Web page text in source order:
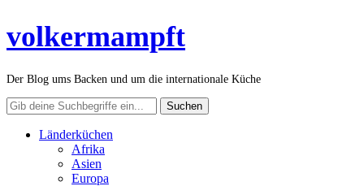
volkermampft
Der Blog ums Backen und um die internationale Küche
Länderküchen
Afrika
Asien
Europa